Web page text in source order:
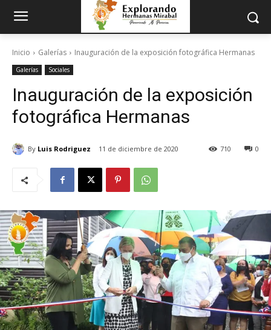
Inicio Galerías Inauguración de la exposición fotográfica Hermanas
Galerías Sociales
Inauguración de la exposición
fotográfica Hermanas
By Luis Rodriguez 11 de diciembre de 2020 0
710